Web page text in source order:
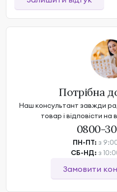
Потрібна
Наш консультант завжди
товар і відповісти на
0800-
ПН-ПТ: з
СБ-НД: з
Замовити